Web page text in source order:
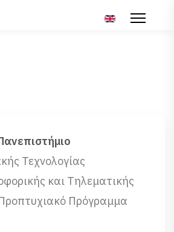
Επιλέξτε τη
Τεχνολογίας
και Τηλεματικής
Πρόγραμμα